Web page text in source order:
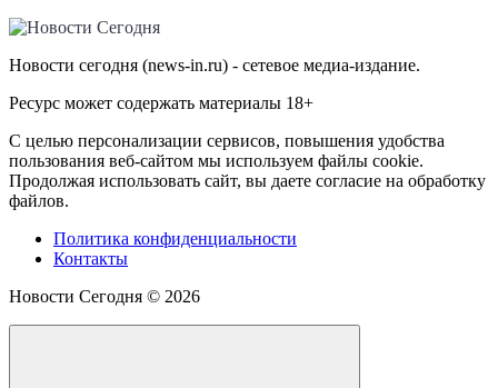
Новости сегодня (news-in.ru) - сетевое медиа-издание.
Ресурс может содержать материалы 18+
С целью персонализации сервисов, повышения удобства
пользования веб-сайтом мы используем файлы cookie.
Продолжая использовать сайт, вы даете согласие на обработку
файлов.
Политика конфиденциальности
Контакты
Новости Сегодня © 2026